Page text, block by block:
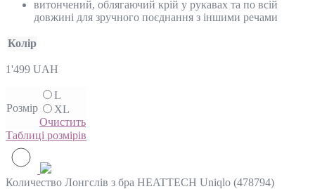
витончений, облягаючий крій у рукавах та по всій
довжині для зручного поєднання з іншими речами
Колір
1'499 UAH
Розмір
L
XL
Очистить
Таблиці розмірів
Количество Лонгслів з бра HEATTECH Uniqlo (478794)